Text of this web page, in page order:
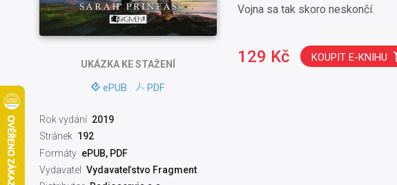
UKÁZKAKE STAŽENÍ
ePUB PDF
Rok vydání 2019
Stránek 192
Formáty ePUB, PDF
Vydavatel
Vydavateľstvo Fragment
Vojna sa tak skoro neskončí.
129 Kč KOUPIT E-KNIHU